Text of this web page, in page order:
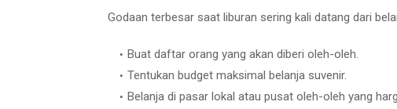
Godaan terbesar saat liburan sering kali datang dari
Buat daftar orang yang akan diberi oleh-oleh.
Tentukan budget maksimal belanja suvenir.
Belanja di pasar lokal atau pusat oleh-oleh yang